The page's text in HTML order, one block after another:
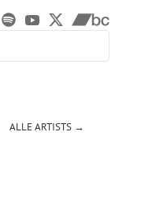
ALLE ARTISTS →